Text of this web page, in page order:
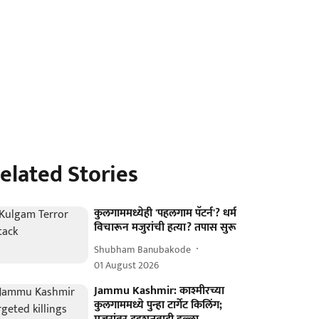
Stories
कुलगाममध्येही 'पहलगाम पॅटर्न'? धर्म
विचारून मजुरांची हत्या? तपास सुरू
Shubham Banubakode
01 August 2026
Jammu Kashmir: काश्मीरच्या
कुलगाममध्ये पुन्हा टार्गेट किलिंग;